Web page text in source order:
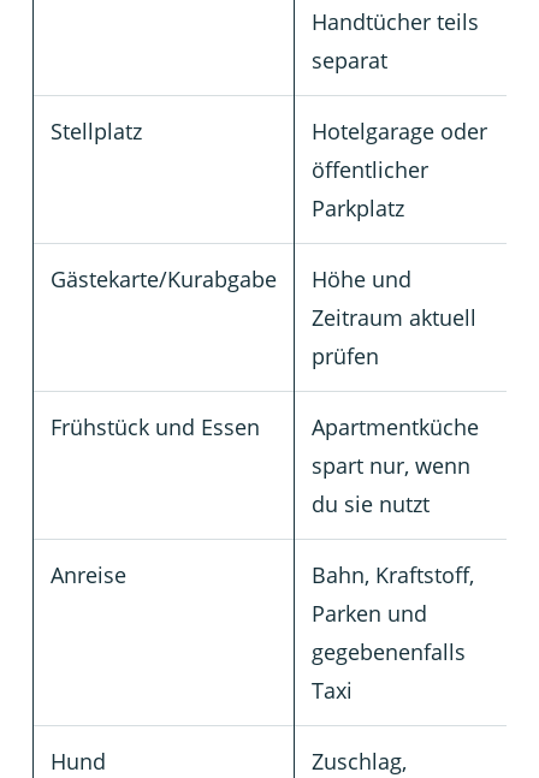
Handtücher teils
separat
Stellplatz
Hotelgarage oder
öffentlicher
Parkplatz
Gästekarte/Kurabgabe
Höhe und
Zeitraum aktuell
prüfen
Frühstück und Essen
Apartmentküche
spart nur, wenn
du sie nutzt
Anreise
Bahn, Kraftstoff,
Parken und
gegebenenfalls
Taxi
Hund
Zuschlag,